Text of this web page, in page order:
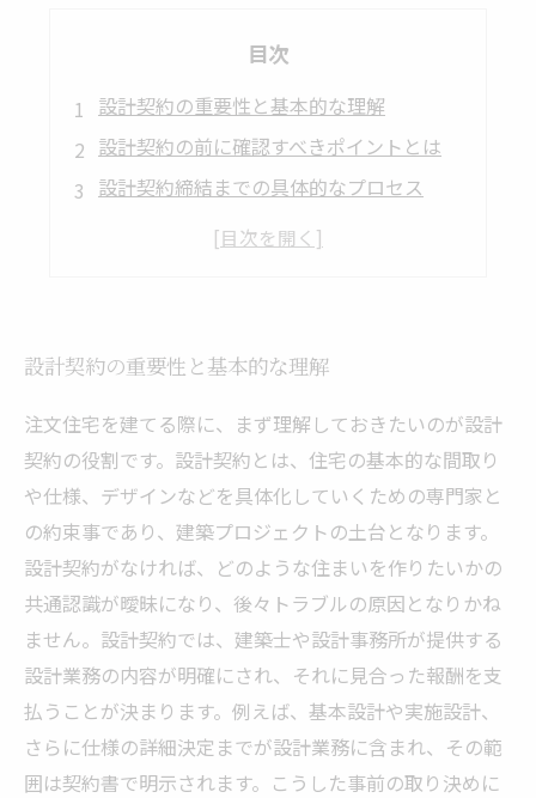
目次
設計契約の重要性と基本的な理解
設計契約の前に確認すべきポイントとは
設計契約締結までの具体的なプロセス
設計契約でよくあるトラブルとその回避策
設計契約の重要性と基本的な理解
注文住宅を建てる際に、まず理解しておきたいのが設計
契約の役割です。設計契約とは、住宅の基本的な間取り
や仕様、デザインなどを具体化していくための専門家と
の約束事であり、建築プロジェクトの土台となります。
設計契約がなければ、どのような住まいを作りたいかの
共通認識が曖昧になり、後々トラブルの原因となりかね
ません。設計契約では、建築士や設計事務所が提供する
設計業務の内容が明確にされ、それに見合った報酬を支
払うことが決まります。例えば、基本設計や実施設計、
さらに仕様の詳細決定までが設計業務に含まれ、その範
囲は契約書で明示されます。こうした事前の取り決めに